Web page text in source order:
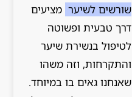
שורשים לשיער מציעים
דרך טבעית ופשוטה
לטיפול בנשירת שיער
והתקרחות, וזה משהו
שאנחנו גאים בו במיוחד.